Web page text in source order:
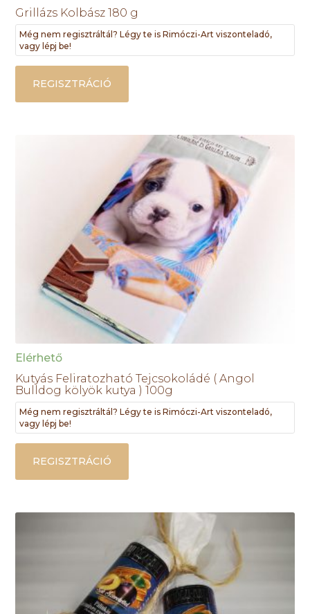
Grillázs Kolbász 180 g
Még nem regisztráltál? Légy te is Rimóczi-Art viszonteladó,
vagy lépj be!
REGISZTRÁCIÓ
Elérhető
Kutyás Feliratozható Tejcsokoládé ( Angol
Bulldog kölyök kutya ) 100g
Még nem regisztráltál? Légy te is Rimóczi-Art viszonteladó,
vagy lépj be!
REGISZTRÁCIÓ